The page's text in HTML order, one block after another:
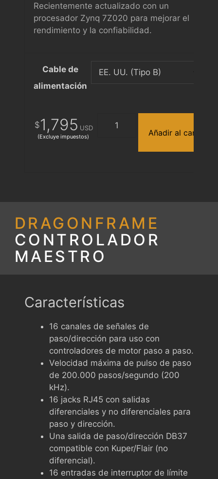
Recientemente actualizado con un
procesador Zynq 7Z020 para mejorar el
rendimiento y la confiabilidad.
Cable de
alimentación
$1,795 USD
(Excluye impuestos) Añadir al carrito
DRAGONFRAME
CONTROLADOR
MAESTRO
Características
16 canales de señales de
paso/dirección para uso con
controladores de motor paso a paso.
Velocidad máxima de pulso de paso
de 200.000 pasos/segundo (200
kHz).
16 jacks RJ45 con salidas
diferenciales y no diferenciales para
paso y dirección.
Una salida de paso/dirección DB37
compatible con Kuper/Flair (no
diferencial).
16 entradas de interruptor de límite